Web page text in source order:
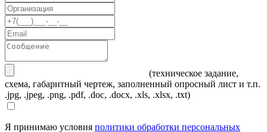
(техническое задание,
схема, габаритный чертеж, заполненный опросный лист и т.п.
.jpg, .jpeg, .png, .pdf, .doc, .docx, .xls, .xlsx, .txt)
Я принимаю условия политики обработки персональных